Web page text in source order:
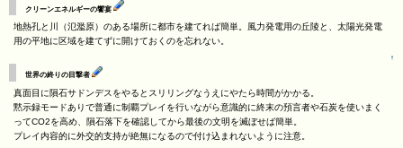
クリーンエネルギーの饗宴
地熱孔と川（氾濫原）のある場所に都市を建てれば簡単。風力発電用の丘陵と、太陽光発電
用の平地に区域を建てずに開けておくのを忘れない。
↑
世界の終りの目撃者
真面目に隕石サドンデスをやるとスリリングなうえにやたら時間がかかる。
黙示録モードありで普通に制覇プレイを行いながら意識的に終末の預言者や石炭を使いまく
ってCO2を高め、隕石落下を確認してから最後の文明を滅ぼせば簡単。
プレイ内容的に外交的支持が絶無になるので付け込まれないように注意。